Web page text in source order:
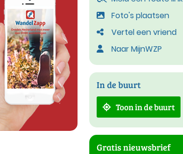
Foto's plaatsen
Vertel een vriend
Naar MijnWZP
In de buurt
Toon in de buurt
Gratis nieuwsbrief